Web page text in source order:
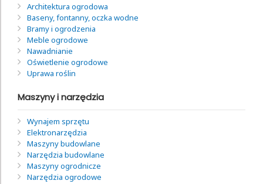
Architektura ogrodowa
Baseny, fontanny, oczka wodne
Bramy i ogrodzenia
Meble ogrodowe
Nawadnianie
Oświetlenie ogrodowe
Uprawa roślin
Maszyny i narzędzia
Wynajem sprzętu
Elektronarzędzia
Maszyny budowlane
Narzędzia budowlane
Maszyny ogrodnicze
Narzędzia ogrodowe